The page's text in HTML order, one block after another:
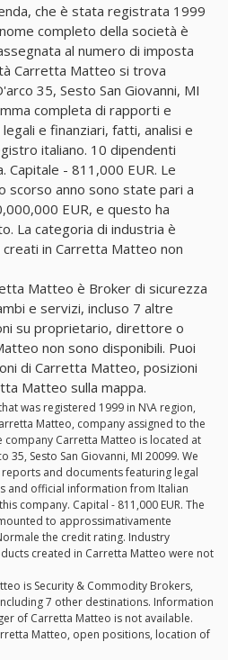
che è stata registrata 1999
completo della società è
al numero di imposta
Carretta Matteo si trova
35, Sesto San Giovanni, MI
completa di rapporti e
e finanziari, fatti, analisi e
italiano. 10 dipendenti
Capitale - 811,000 EUR. Le
scorso anno sono state pari a
EUR, e questo ha
La categoria di industria è
in Carretta Matteo non
Matteo è Broker di sicurezza
e servizi, incluso 7 altre
su proprietario, direttore o
non sono disponibili. Puoi
di Carretta Matteo, posizioni
Matteo sulla mappa.
was registered 1999 in N\A region,
Matteo, company assigned to the
company Carretta Matteo is located at
35, Sesto San Giovanni, MI 20099. We
and documents featuring legal
and official information from Italian
company. Capital - 811,000 EUR. The
to approssimativamente
the credit rating. Industry
created in Carretta Matteo were not
is Security & Commodity Brokers,
7 other destinations. Information
of Carretta Matteo is not available.
Matteo, open positions, location of